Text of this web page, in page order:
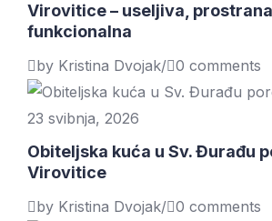
Virovitice – useljiva,
funkcionalna
by Kristina Dvojak/ 0 comments
23 svibnja, 2026
Obiteljska kuća u Sv. Đurađu
Virovitice
by Kristina Dvojak/ 0 comments